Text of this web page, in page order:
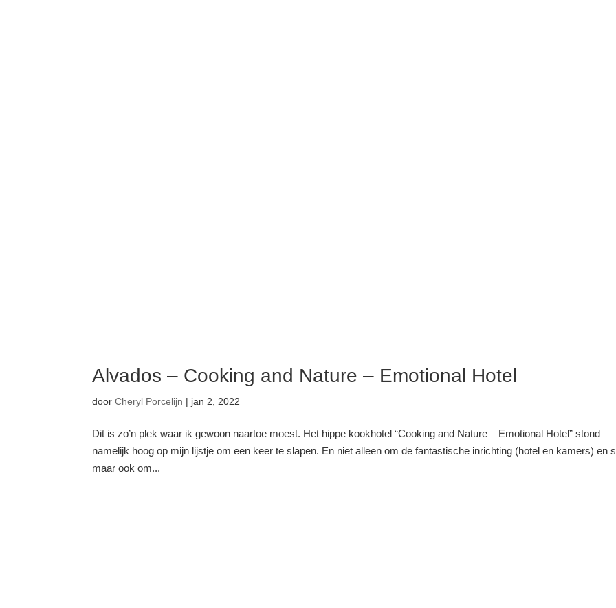
Alvados – Cooking and Nature – Emotional Hotel
doorCheryl Porcelijn | jan 2, 2022
Dit is zo’n plek waar ik gewoon naartoe moest. Het hippe kookhotel “Cooking and Nature – Emotional Hotel” stond
namelijk hoog op mijn lijstje om een keer te slapen. En niet alleen om de fantastische inrichting (hotel en kamers) en
maar ook om...